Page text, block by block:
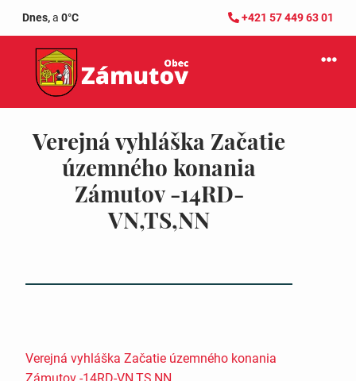
Dnes,a 0°C +421 57 449 63 01
Verejná vyhláška Začatie
územného konania
Zámutov -14RD-
VN,TS,NN
Verejná vyhláška Začatie územného konania